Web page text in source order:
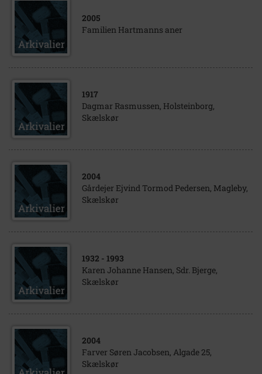
2005
Familien Hartmanns aner
1917
Dagmar Rasmussen, Holsteinborg,
Skælskør
2004
Gårdejer Ejvind Tormod Pedersen, Magleby,
Skælskør
1932 - 1993
Karen Johanne Hansen, Sdr. Bjerge,
Skælskør
2004
Farver Søren Jacobsen, Algade 25,
Skælskør